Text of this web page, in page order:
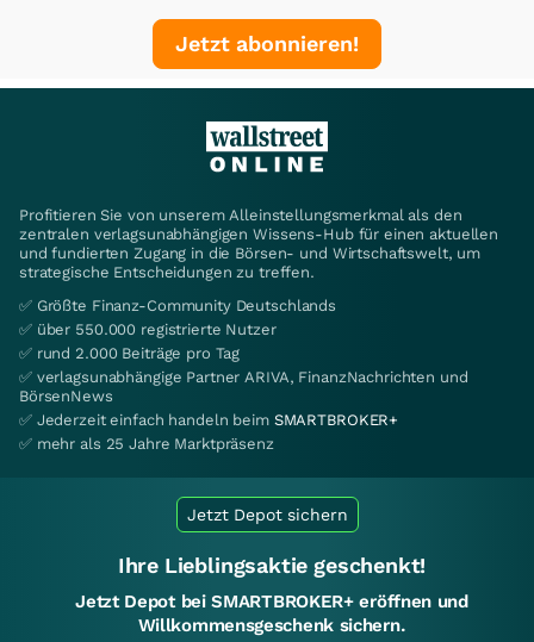
Jetzt abonnieren!
Profitieren Sie von unserem Alleinstellungsmerkmal als den
zentralen verlagsunabhängigen Wissens-Hub für einen aktuellen
und fundierten Zugang in die Börsen- und Wirtschaftswelt, um
strategische Entscheidungen zu treffen.
✅ Größte Finanz-Community Deutschlands
✅ über 550.000 registrierte Nutzer
✅ rund 2.000 Beiträge pro Tag
✅ verlagsunabhängige Partner ARIVA, FinanzNachrichten und
BörsenNews
✅ Jederzeit einfach handeln beim SMARTBROKER+
✅ mehr als 25 Jahre Marktpräsenz
Jetzt Depot sichern
Ihre Lieblingsaktie geschenkt!
Jetzt Depot bei SMARTBROKER+ eröffnen und
Willkommensgeschenk sichern.